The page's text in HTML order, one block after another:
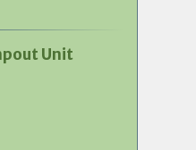
Unit